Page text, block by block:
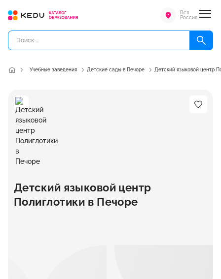
Вся
Россия
Учебные заведения Детские сады в Печоре Детский языковой центр
Детский языковой центр
Полиглотики в Печоре